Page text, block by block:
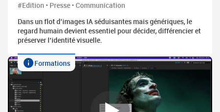
#Edition • Presse • Communication
Dans un flot d’images IA séduisantes mais génériques, le
regard humain devient essentiel pour décider, différencier et
préserver l’identité visuelle.
Formations